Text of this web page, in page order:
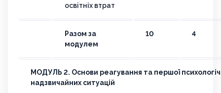
освітніх втрат
Разом за
модулем
10 4
МОДУЛЬ 2. Основи реагування та першої
надзвичайних ситуацій